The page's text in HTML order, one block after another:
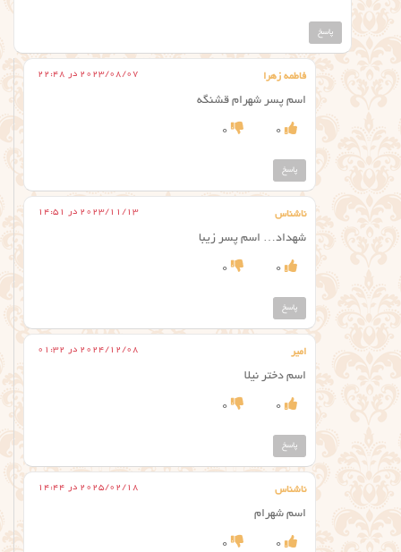
پاسخ
فاطمه زهرا 2023/08/07 در 22:48
اسم پسر شهرام قشنگه
0
0
پاسخ
ناشناس 2023/11/13 در 14:51
شهداد… اسم پسر زیبا
0
0
پاسخ
امیر 2024/12/08 در 01:32
اسم دختر نیلا
0
0
پاسخ
ناشناس 2025/02/18 در 14:44
اسم شهرام
0
0